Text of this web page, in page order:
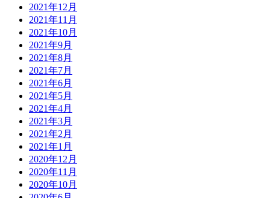
2021年12月
2021年11月
2021年10月
2021年9月
2021年8月
2021年7月
2021年6月
2021年5月
2021年4月
2021年3月
2021年2月
2021年1月
2020年12月
2020年11月
2020年10月